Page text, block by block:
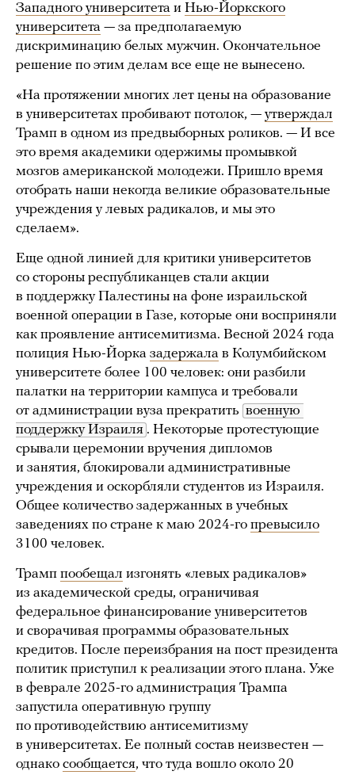
Западного университета и Нью-Йоркского
университета — за предполагаемую
дискриминацию белых мужчин. Окончательное
решение по этим делам все еще не вынесено.
«На протяжении многих лет цены на образование
в университетах пробивают потолок, — утверждал
Трамп в одном из предвыборных роликов. — И все
это время академики одержимы промывкой
мозгов американской молодежи. Пришло время
отобрать наши некогда великие образовательные
учреждения у левых радикалов, и мы это
сделаем».
Еще одной линией для критики университетов
со стороны республиканцев стали акции
в поддержку Палестины на фоне израильской
военной операции в Газе, которые они восприняли
как проявление антисемитизма. Весной 2024 года
полиция Нью-Йорка задержала в Колумбийском
университете более 100 человек: они разбили
палатки на территории кампуса и требовали
от администрации вуза прекратить военную
поддержку Израиля . Некоторые протестующие
срывали церемонии вручения дипломов
и занятия, блокировали административные
учреждения и оскорбляли студентов из Израиля.
Общее количество задержанных в учебных
заведениях по стране к маю 2024-го превысило
3100 человек.
Трамп пообещал изгонять «левых радикалов»
из академической среды, ограничивая
федеральное финансирование университетов
и сворачивая программы образовательных
кредитов. После переизбрания на пост президента
политик приступил к реализации этого плана. Уже
в феврале 2025-го администрация Трампа
запустила оперативную группу
по противодействию антисемитизму
в университетах. Ее полный состав неизвестен —
однако сообщается, что туда вошло около 20